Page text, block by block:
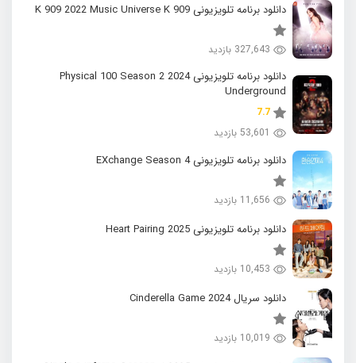
دانلود برنامه تلویزیونی K 909 2022 Music Universe K 909
327,643 بازدید
دانلود برنامه تلویزیونی 2024 Physical 100 Season 2
Underground
7.7
53,601 بازدید
دانلود برنامه تلویزیونی EXchange Season 4
11,656 بازدید
دانلود برنامه تلویزیونی 2025 Heart Pairing
10,453 بازدید
دانلود سریال 2024 Cinderella Game
10,019 بازدید